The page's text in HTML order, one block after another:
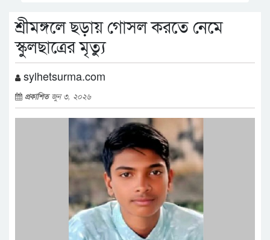
শ্রীমঙ্গলে ছড়ায় গোসল করতে নেমে
স্কুলছাত্রের মৃত্যু
sylhetsurma.com
প্রকাশিতজুন ৩, ২০২৬